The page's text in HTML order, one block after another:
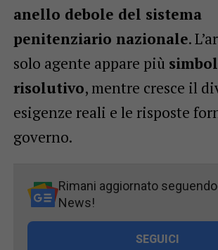
anello debole del sistema
penitenziario nazionale.
solo agente appare più
risolutivo, mentre cresce il
esigenze reali e le risposte
governo.
Rimani aggiornato
News!
SEGUICI